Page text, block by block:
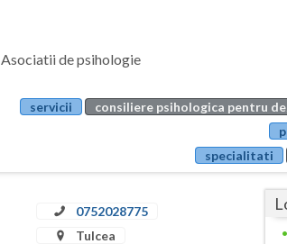
Asociatii de psihologie
servicii
consiliere psihologica pentru
specialitati
0752028775
Tulcea